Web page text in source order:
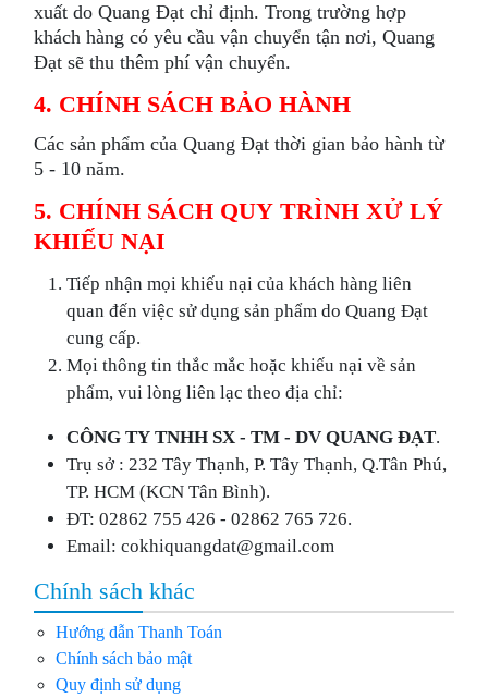
xuất do Quang Đạt chỉ định. Trong trường hợp
khách hàng có yêu cầu vận chuyển tận nơi, Quang
Đạt sẽ thu thêm phí vận chuyển.
4. CHÍNH SÁCH BẢO HÀNH
Các sản phẩm của Quang Đạt thời gian bảo hành từ
5 - 10 năm.
5. CHÍNH SÁCH QUY TRÌNH XỬ LÝ
KHIẾU NẠI
Tiếp nhận mọi khiếu nại của khách hàng liên
quan đến việc sử dụng sản phẩm do Quang Đạt
cung cấp.
Mọi thông tin thắc mắc hoặc khiếu nại về sản
phẩm, vui lòng liên lạc theo địa chỉ:
CÔNG TY TNHH SX - TM - DV QUANG ĐẠT
Trụ sở : 232 Tây Thạnh, P. Tây Thạnh, Q.Tân Phú,
TP. HCM (KCN Tân Bình).
ĐT: 02862 755 426 - 02862 765 726.
Email: cokhiquangdat@gmail.com
Chính sách khác
Hướng dẫn Thanh Toán
Chính sách bảo mật
Quy định sử dụng